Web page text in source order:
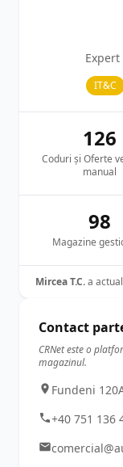
Expert
IT&C
126
Coduri și Oferte
manual
98
Magazine
Mircea T.C.a
Contact
CRNet este o
magazinul.
Fundeni
+40 751 136